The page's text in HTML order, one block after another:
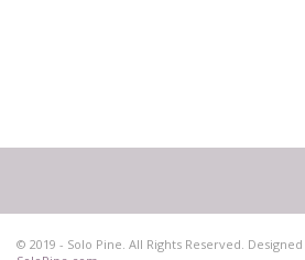
© 2019 - Solo Pine. All Rights Reserved.